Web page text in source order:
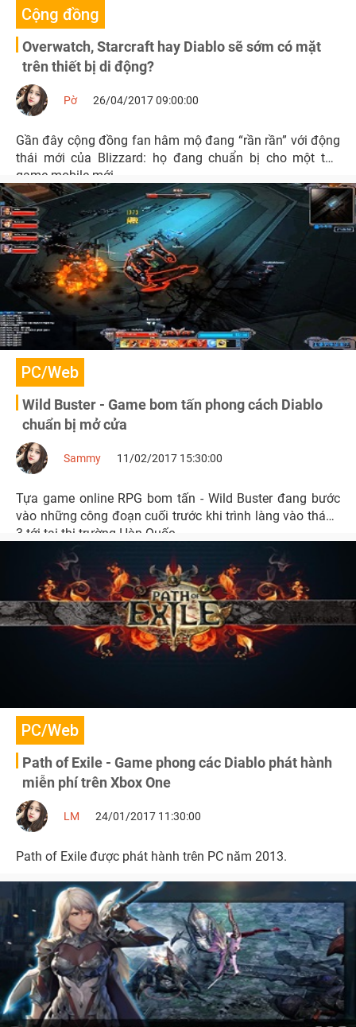
Cộng đồng
Overwatch, Starcraft hay Diablo sẽ sớm có mặt
trên thiết bị di động?
Pờ 26/04/2017 09:00:00
Gần đây cộng đồng fan hâm mộ đang “rần rần” với động
thái mới của Blizzard: họ đang chuẩn bị cho một tựa
game mobile mới.
PC/Web
Wild Buster - Game bom tấn phong cách Diablo
chuẩn bị mở cửa
Sammy 11/02/2017 15:30:00
Tựa game online RPG bom tấn - Wild Buster đang bước
vào những công đoạn cuối trước khi trình làng vào tháng
3 tới tại thị trường Hàn Quốc.
PC/Web
Path of Exile - Game phong các Diablo phát hành
miễn phí trên Xbox One
LM 24/01/2017 11:30:00
Path of Exile được phát hành trên PC năm 2013.